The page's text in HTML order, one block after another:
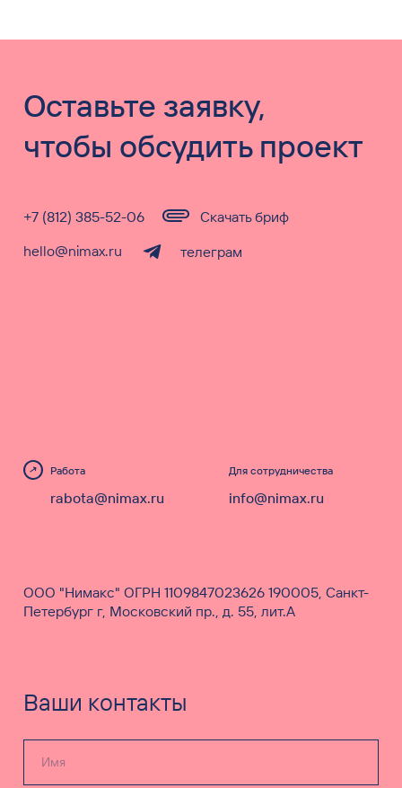
Оставьте заявку,
чтобы обсудить проект
hello@nimax.ru
+7 (812) 385-52-06
телеграм
Скачать бриф
Работа
rabota@nimax.ru
Для сотрудничества
info@nimax.ru
ООО "Нимакс" ОГРН 1109847023626 190005, Санкт-
Петербург г, Московский пр., д. 55, лит.А
Ваши контакты